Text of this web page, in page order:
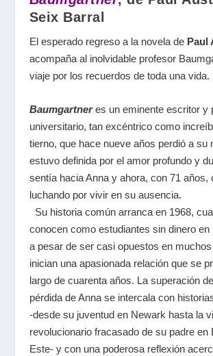
Seix Barral
El esperado regreso a la novela de Paul
acompaña al inolvidable profesor
viaje por los recuerdos de toda una vida.
Baumgartneres un eminente escritor y
universitario, tan excéntrico como
tierno, que hace nueve años perdió a su
estuvo definida por el amor profundo y
sentía hacia Anna y ahora, con 71 años,
luchando por vivir en su ausencia.
Su historia común arranca en 1968,
conocen como estudiantes sin dinero en
a pesar de ser casi opuestos en
inician una apasionada relación que se
largo de cuarenta años. La superación
pérdida de Anna se intercala con
-desde su juventud en Newark hasta la
revolucionario fracasado de su padre en
Este- y con una poderosa reflexión